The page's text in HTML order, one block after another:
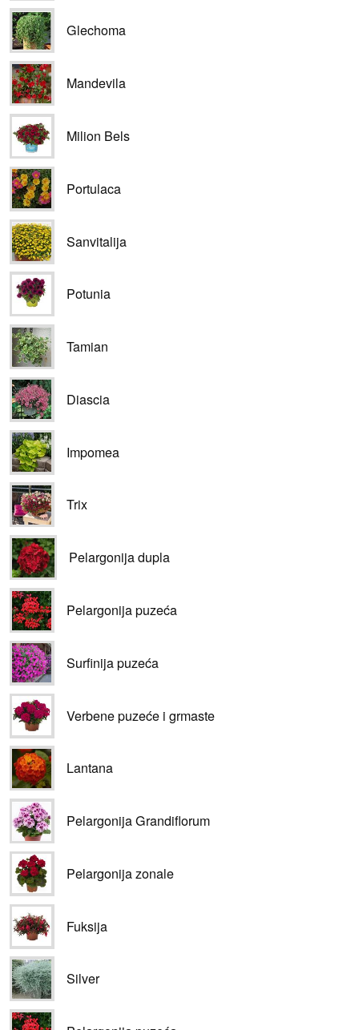
Glechoma
Mandevila
Milion Bels
Portulaca
Sanvitalija
Potunia
Tamian
Diascia
Impomea
Trix
Pelargonija dupla
Pelargonija puzeća
Surfinija puzeća
Verbene puzeće i grmaste
Lantana
Pelargonija Grandiflorum
Pelargonija zonale
Fuksija
Silver